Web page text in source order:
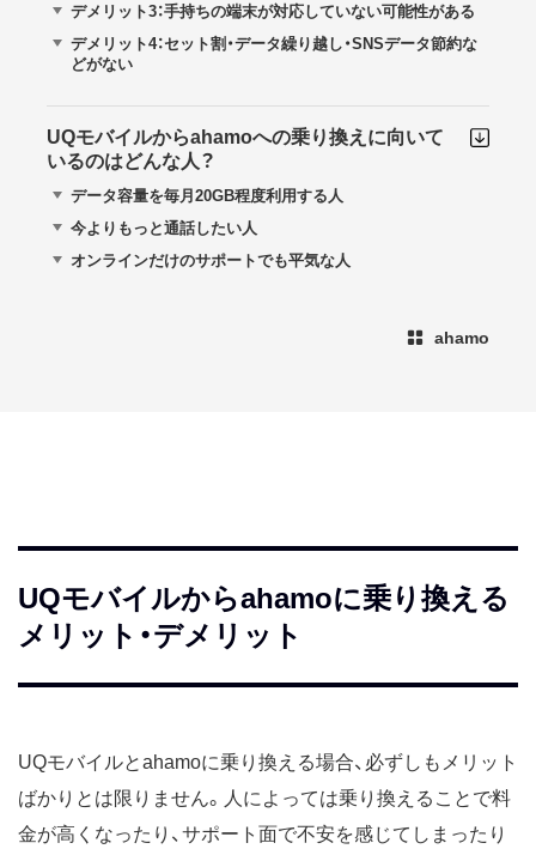
デメリット3：手持ちの端末が対応していない可能性がある
デメリット4：セット割・データ繰り越し・SNSデータ節約な
どがない
UQモバイルからahamoへの乗り換えに向いて
いるのはどんな人？
データ容量を毎月20GB程度利用する人
今よりもっと通話したい人
オンラインだけのサポートでも平気な人
ahamo
UQモバイルからahamoに乗り換える
メリット・デメリット
UQモバイルとahamoに乗り換える場合、必ずしもメリット
ばかりとは限りません。人によっては乗り換えることで料
金が高くなったり、サポート面で不安を感じてしまったり